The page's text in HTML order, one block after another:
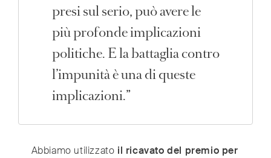
presi sul serio, può avere le
più profonde implicazioni
politiche. E la battaglia contro
l’impunità è una di queste
implicazioni.”
Abbiamo utilizzato il ricavato del premio per